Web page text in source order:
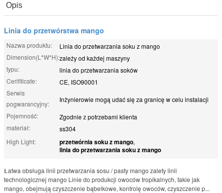
Opis
Linia do przetwórstwa mango
Nazwa produktu:
Linia do przetwarzania soku z mango
Dimension(L*W*H):zależy od każdej maszyny
typu:
linia do przetwarzania soków
Cerifiticate:
CE, ISO90001
Serwis
pogwarancyjny:
Inżynierowie mogą udać się za granicę w celu instalacji
Pojemność:
Zgodnie z potrzebami klienta
materiał:
ss304
High Light:
przetwórnia soku z mango,
linia do przetwarzania soku z mango
Łatwa obsługa linii przetwarzania sosu / pasty mango zalety linii
technologicznej mango Linie do produkcji owoców tropikalnych, takie jak
mango, obejmują czyszczenie bąbelkowe, kontrolę owoców, czyszczenie p...